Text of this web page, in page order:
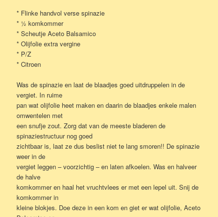
* Flinke handvol verse spinazie
* ½ komkommer
* Scheutje Aceto Balsamico
* Olijfolie extra vergine
* P/Z
* Citroen
Was de spinazie en laat de blaadjes goed uitdruppelen in de
vergiet. In ruime
pan wat olijfolie heet maken en daarin de blaadjes enkele malen
omwentelen met
een snufje zout. Zorg dat van de meeste bladeren de
spinaziestructuur nog goed
zichtbaar is, laat ze dus beslist niet te lang smoren!! De spinazie
weer in de
vergiet leggen – voorzichtig – en laten afkoelen. Was en halveer
de halve
komkommer en haal het vruchtvlees er met een lepel uit. Snij de
komkommer in
kleine blokjes. Doe deze in een kom en giet er wat olijfolie, Aceto